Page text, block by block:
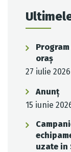
oraș
27 iulie 2026
Anunț
15 iunie
uzate in